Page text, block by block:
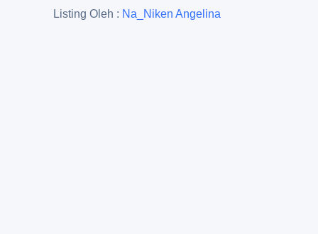
Listing Oleh : Na_Niken Angelina